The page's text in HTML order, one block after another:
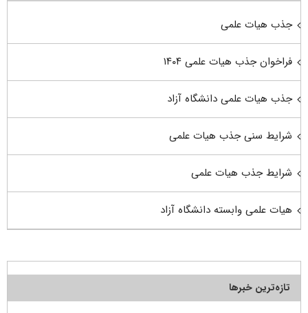
جذب هیات علمی
فراخوان جذب هیات علمی ۱۴۰۴
جذب هیات علمی دانشگاه آزاد
شرایط سنی جذب هیات علمی
شرایط جذب هیات علمی
هیات علمی وابسته دانشگاه آزاد
تازه‌ترین خبرها